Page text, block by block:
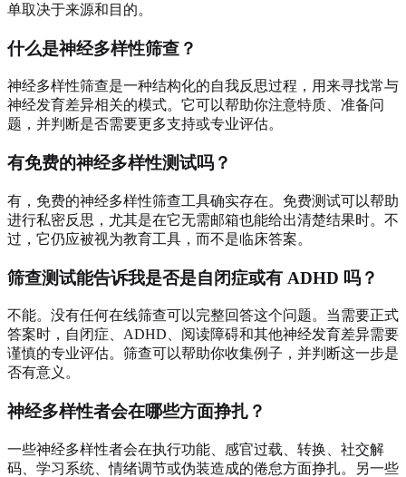
单取决于来源和目的。
什么是神经多样性筛查？
神经多样性筛查是一种结构化的自我反思过程，用来寻找常与
神经发育差异相关的模式。它可以帮助你注意特质、准备问
题，并判断是否需要更多支持或专业评估。
有免费的神经多样性测试吗？
有，免费的神经多样性筛查工具确实存在。免费测试可以帮助
进行私密反思，尤其是在它无需邮箱也能给出清楚结果时。不
过，它仍应被视为教育工具，而不是临床答案。
筛查测试能告诉我是否是自闭症或有 ADHD 吗？
不能。没有任何在线筛查可以完整回答这个问题。当需要正式
答案时，自闭症、ADHD、阅读障碍和其他神经发育差异需要
谨慎的专业评估。筛查可以帮助你收集例子，并判断这一步是
否有意义。
神经多样性者会在哪些方面挣扎？
一些神经多样性者会在执行功能、感官过载、转换、社交解
码、学习系统、情绪调节或伪装造成的倦怠方面挣扎。另一些